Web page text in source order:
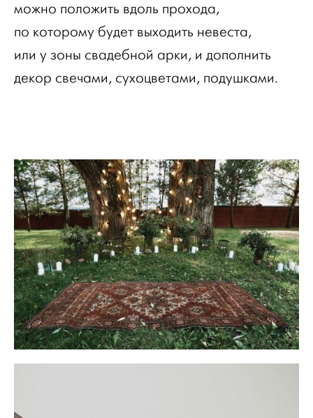
можно положить вдоль прохода,
по которому будет выходить невеста,
или у зоны свадебной арки, и дополнить
декор свечами, сухоцветами, подушками.